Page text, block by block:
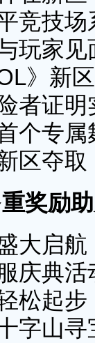
竞技
玩家
》新
者证
个专
区夺取
重奖励
启航
庆典
松起
字山